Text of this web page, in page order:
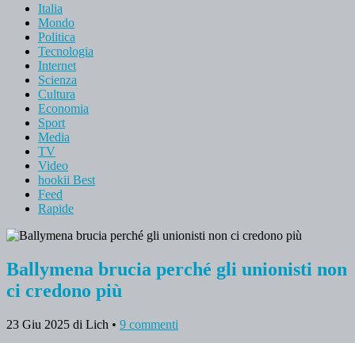
Italia
Mondo
Politica
Tecnologia
Internet
Scienza
Cultura
Economia
Sport
Media
TV
Video
hookii Best
Feed
Rapide
Ballymena brucia perché gli unionisti non
ci credono più
23 Giu 2025 di Lich • 9 commenti